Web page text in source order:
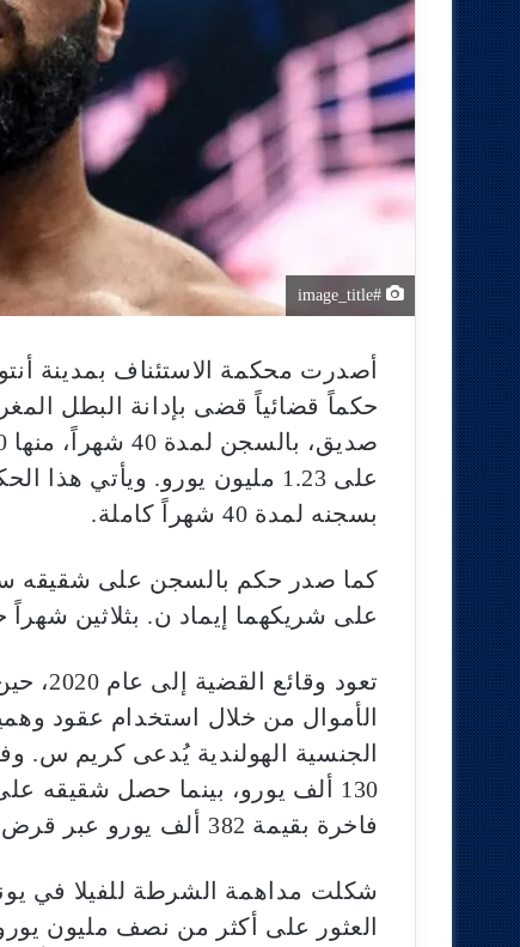
#image_title
حكماً قضائياً قضى بإدانة البطل
على 1.23 مليون يورو. ويأتي
بسجنه لمدة 40 شهراً كاملة.
كما صدر حكم بالسجن على شقيقه
على شريكهما إيماد ن. بثلاثين شهراً
تعود
الأموال من خلال استخدام عقود
الجنسية الهولندية يُدعى كريم س.
فاخرة بقيمة 382 ألف يورو عبر قرض بنكي مستند إلى بيانات مزورة.
العثور على أكثر من نصف مليون